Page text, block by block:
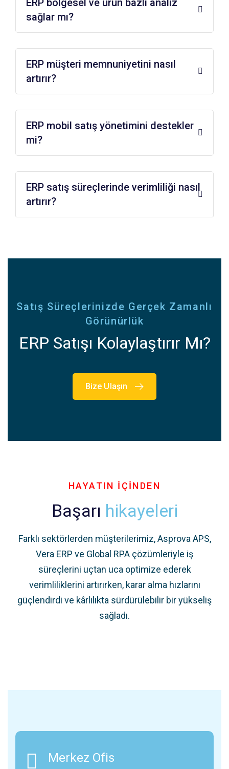
ERP bölgesel ve ürün bazlı analiz
sağlar mı?
ERP müşteri memnuniyetini nasıl
artırır?
ERP mobil satış yönetimini destekler
mi?
ERP satış süreçlerinde verimliliği nasıl
artırır?
Satış Süreçlerinizde Gerçek Zamanlı
Görünürlük
ERP Satışı Kolaylaştırır Mı?
Bize Ulaşın
HAYATIN İÇİNDEN
Başarı hikayeleri
Farklı sektörlerden müşterilerimiz, Asprova APS,
Vera ERP ve Global RPA çözümleriyle iş
süreçlerini uçtan uca optimize ederek
verimliliklerini artırırken, karar alma hızlarını
güçlendirdi ve kârlılıkta sürdürülebilir bir yükseliş
sağladı.
Merkez Ofis